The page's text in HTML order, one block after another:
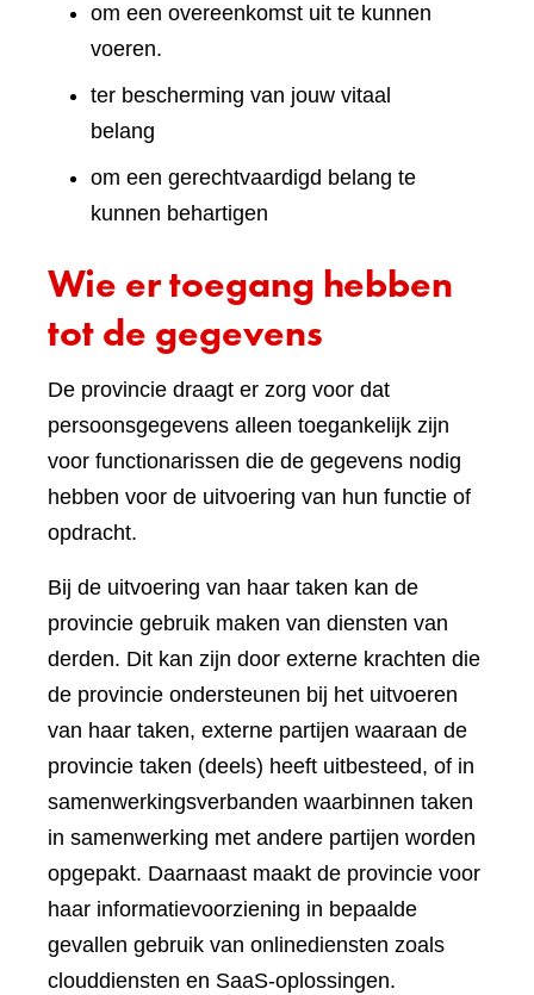
om een overeenkomst uit te kunnen
voeren.
ter bescherming van jouw vitaal
belang
om een gerechtvaardigd belang te
kunnen behartigen
Wie er toegang hebben
tot de gegevens
De provincie draagt er zorg voor dat
persoonsgegevens alleen toegankelijk zijn
voor functionarissen die de gegevens nodig
hebben voor de uitvoering van hun functie of
opdracht.
Bij de uitvoering van haar taken kan de
provincie gebruik maken van diensten van
derden. Dit kan zijn door externe krachten die
de provincie ondersteunen bij het uitvoeren
van haar taken, externe partijen waaraan de
provincie taken (deels) heeft uitbesteed, of in
samenwerkingsverbanden waarbinnen taken
in samenwerking met andere partijen worden
opgepakt. Daarnaast maakt de provincie voor
haar informatievoorziening in bepaalde
gevallen gebruik van onlinediensten zoals
clouddiensten en SaaS-oplossingen.